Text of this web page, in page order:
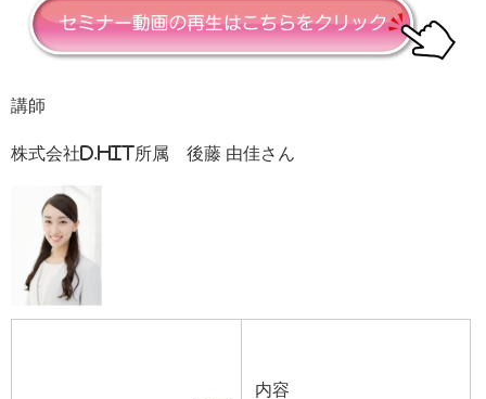
講師
株式会社D.HIT所属 後藤 由佳さん
内容